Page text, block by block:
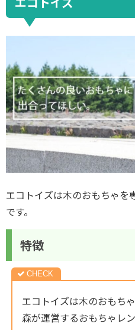
エコトイズは木のおもちゃを
です。
特徴
エコトイズは木のおもち
森が運営するおもちゃレ